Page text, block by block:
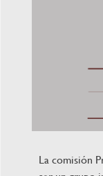
La comisión